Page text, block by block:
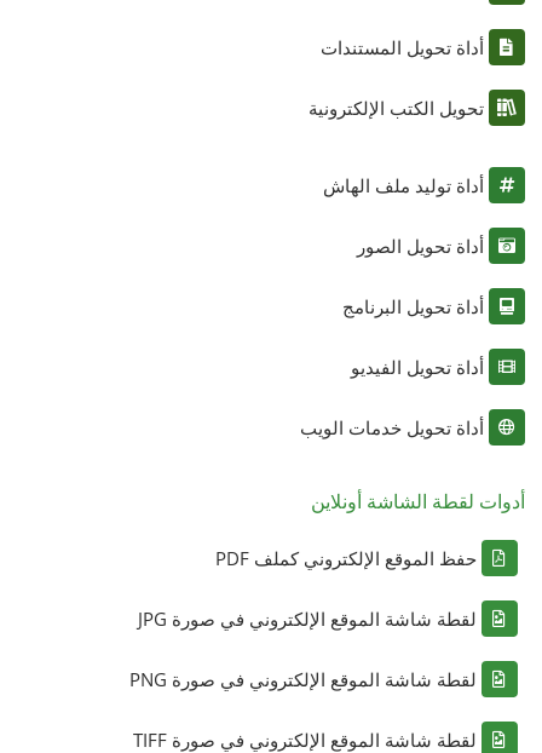
أداة تحويل المستندات
تحويل الكتب الإلكترونية
أداة توليد ملف الهاش
أداة تحويل الصور
أداة تحويل البرنامج
أداة تحويل الفيديو
أداة تحويل خدمات الويب
أدوات لقطة الشاشة أونلاين
حفظ الموقع الإلكتروني كملف PDF
لقطة شاشة الموقع الإلكتروني في صورة JPG
لقطة شاشة الموقع الإلكتروني في صورة PNG
لقطة شاشة الموقع الإلكتروني في صورة TIFF